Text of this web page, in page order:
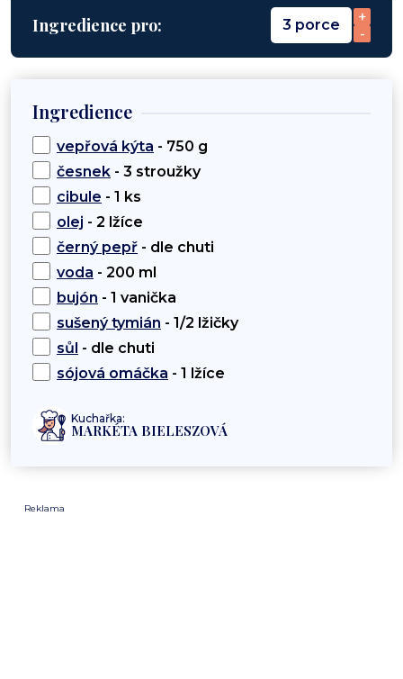
Ingredience pro: 3 porce
+
-
Ingredience
vepřová kýta - 750 g
česnek - 3 stroužky
cibule - 1 ks
olej - 2 lžíce
černý pepř - dle chuti
voda - 200 ml
bujón - 1 vanička
sušený tymián - 1/2 lžičky
sůl - dle chuti
sójová omáčka - 1 lžíce
Kuchařka:
MARKÉTA BIELESZOVÁ
Reklama